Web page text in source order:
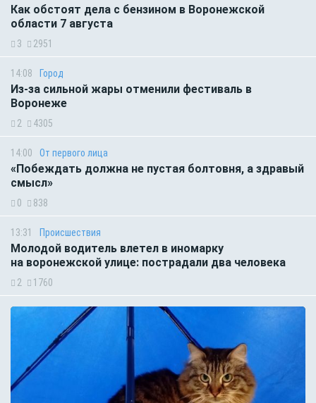
Как обстоят дела с бензином в Воронежской
области 7 августа
3 2951
14:08 Город
Из-за сильной жары отменили фестиваль в
Воронеже
2 4305
14:00 От первого лица
«Побеждать должна не пустая болтовня, а здравый
смысл»
0 838
13:31 Происшествия
Молодой водитель влетел в иномарку
на воронежской улице: пострадали два человека
2 1760